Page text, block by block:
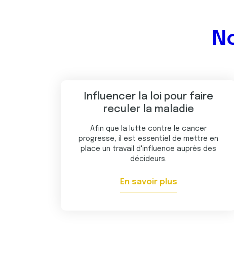
Influencer la loi pour faire
reculer la maladie
Afin que la lutte contre le cancer
progresse, il est essentiel de mettre en
place un travail d'influence auprès des
décideurs.
En savoir plus